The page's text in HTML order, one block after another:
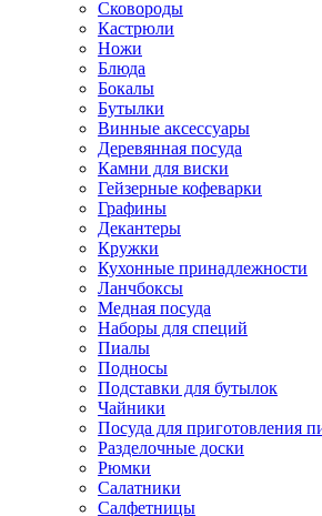
Сковороды
Кастрюли
Ножи
Блюда
Бокалы
Бутылки
Винные аксессуары
Деревянная посуда
Камни для виски
Гейзерные кофеварки
Графины
Декантеры
Кружки
Кухонные принадлежности
Ланчбоксы
Медная посуда
Наборы для специй
Пиалы
Подносы
Подставки для бутылок
Чайники
Посуда для приготовления
Разделочные доски
Рюмки
Салатники
Салфетницы